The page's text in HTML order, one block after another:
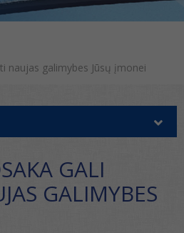
naujas galimybes Jūsų įmonei
GALI
GALIMYBES